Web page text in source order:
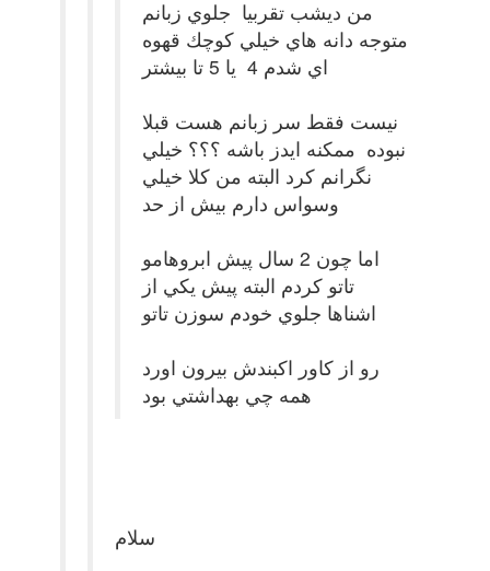
من ديشب تقربيا جلوي زبانم
متوجه دانه هاي خيلي كوچك قهوه
اي شدم 4 يا 5 تا بيشتر
نيست فقط سر زبانم هست قبلا
نبوده ممكنه ايدز باشه ؟؟؟ خيلي
نگرانم كرد البته من كلا خيلي
اما چون 2 سال پيش ابروهامو
تاتو كردم البته پيش يكي از
اشناها جلوي خودم سوزن تاتو
رو از كاور اكبندش بيرون اورد
همه چي بهداشتي بود
سلام